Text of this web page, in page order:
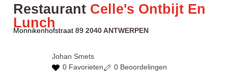
Restaurant Celle's Ontbijt En
Lunch
Monnikenhofstraat 892040 ANTWERPEN
Johan Smets
0 Favorieten
0 Beoordelingen